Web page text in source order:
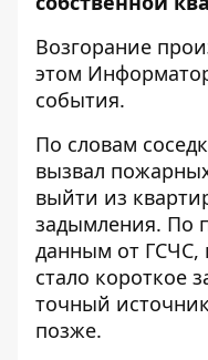
Возгорание
этом
события.
По словам
вызвал
выйти из
задымления. По
данным от ГСЧС,
стало короткое
точный
позже.